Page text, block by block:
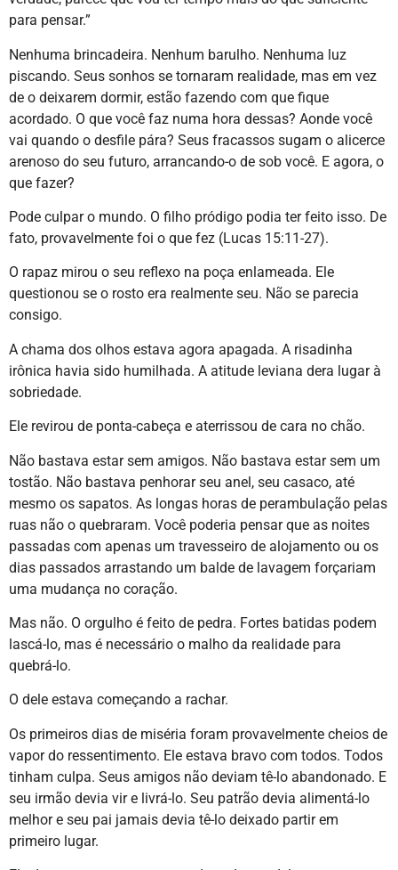
para pensar.”
Nenhuma brincadeira. Nenhum barulho. Nenhuma luz
piscando. Seus sonhos se tornaram realidade, mas em vez
de o deixarem dormir, estão fazendo com que fique
acordado. O que você faz numa hora dessas? Aonde você
vai quando o desfile pára? Seus fracassos sugam o alicerce
arenoso do seu futuro, arrancando-o de sob você. E agora, o
que fazer?
Pode culpar o mundo. O filho pródigo podia ter feito isso. De
fato, provavelmente foi o que fez (Lucas 15:11-27).
O rapaz mirou o seu reflexo na poça enlameada. Ele
questionou se o rosto era realmente seu. Não se parecia
consigo.
A chama dos olhos estava agora apagada. A risadinha
irônica havia sido humilhada. A atitude leviana dera lugar à
sobriedade.
Ele revirou de ponta-cabeça e aterrissou de cara no chão.
Não bastava estar sem amigos. Não bastava estar sem um
tostão. Não bastava penhorar seu anel, seu casaco, até
mesmo os sapatos. As longas horas de perambulação pelas
ruas não o quebraram. Você poderia pensar que as noites
passadas com apenas um travesseiro de alojamento ou os
dias passados arrastando um balde de lavagem forçariam
uma mudança no coração.
Mas não. O orgulho é feito de pedra. Fortes batidas podem
lascá-lo, mas é necessário o malho da realidade para
quebrá-lo.
O dele estava começando a rachar.
Os primeiros dias de miséria foram provavelmente cheios de
vapor do ressentimento. Ele estava bravo com todos. Todos
tinham culpa. Seus amigos não deviam tê-lo abandonado. E
seu irmão devia vir e livrá-lo. Seu patrão devia alimentá-lo
melhor e seu pai jamais devia tê-lo deixado partir em
primeiro lugar.